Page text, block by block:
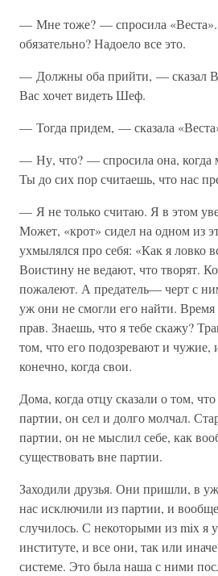
— Мне тоже? — спросила
обязательно? Надоело все это.
— Должны оба прийти, — сказал
Вас хочет видеть Шеф.
— Тогда придем, — сказала
— Ну, что? — спросила она,
Ты до сих пор считаешь, что нас
— Я не только считаю. Я в этом
Может, «крот» сидел на одном из
ухмылялся про себя: «Как я ловко
Воистину не ведают, что творят.
пожалеют. А предатель— черт с
уж они не смогли его найти.
прав. Знаешь, что я тебе скажу?
том, что его подозревают и
конечно, когда свои.
Дома, когда отцу сказали о том,
партии, он сел и долго молчал.
партии, он не мыслил себе, как
существовать вне партии.
Заходили друзья. Они пришли, в
нас исключили из партии, и
случилось. С некоторыми из mix я
институте, и все они, так или
системе. Это была наша с ними